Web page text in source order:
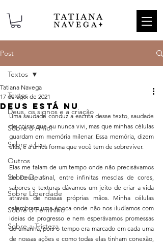
Post
Textos
Deus, os signos e a criação
Sobre o Amor
Sobre a Lua
Outros
Sobre Deus
Sobre Liberdade
Sobre o Feminino
Sobre a Tristeza
Textos
Deus está nu
Tatiana Navega
17 de ago. de 2021
Uma saudade conduz a escrita desse texto, saudade
de coisas que eu nunca vivi, mas que minhas células
guardam em memória milenar. Essa memória, dizem
elas, é a única forma que você tem de sobreviver.
Elas me falam de um tempo onde não precisávamos
de Deus, afinal, entre infinitas mesclas de cores,
sabores e texturas dávamos um jeito de criar a vida
através de nossas próprias mãos. Minha células
relembram uma época onde não nos iludíamos com
ideias de progresso e nem esperávamos promessas
do amanhã, pois o tempo era marcado em cada uma
de nossas ações e como todas elas tinham conexão,